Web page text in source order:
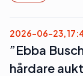
2026-06-23,
”Ebba
hårdare